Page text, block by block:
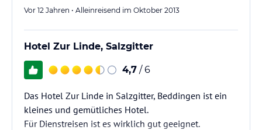
Vor 12 Jahren • Alleinreisend im Oktober 2013
Hotel Zur Linde, Salzgitter
4,7 / 6
Das Hotel Zur Linde in Salzgitter, Beddingen ist ein
kleines und gemütliches Hotel.
Für Dienstreisen ist es wirklich gut geeignet.